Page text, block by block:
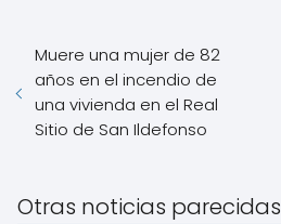
Muere una mujer de 82
años en el incendio de
una vivienda en el Real
Sitio de San Ildefonso
Otras noticias parecidas